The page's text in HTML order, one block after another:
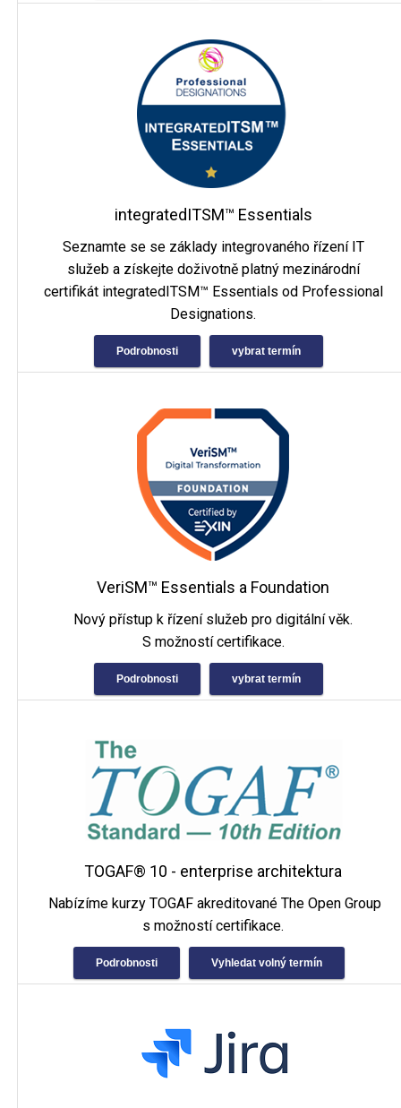
integratedITSM™ Essentials
Seznamte se se základy integrovaného řízení IT
služeb a získejte doživotně platný mezinárodní
certifikát integratedITSM™ Essentials od Professional
Designations.
Podrobnosti vybrat termín
VeriSM™ Essentials a Foundation
Nový přístup k řízení služeb pro digitální věk.
S možností certifikace.
Podrobnosti vybrat termín
TOGAF® 10 - enterprise architektura
Nabízíme kurzy TOGAF akreditované The Open Group
s možností certifikace.
Podrobnosti Vyhledat volný termín